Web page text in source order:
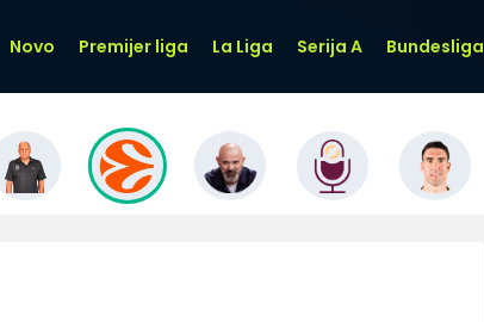
Novo Premijer liga La Liga Serija A Bundesliga